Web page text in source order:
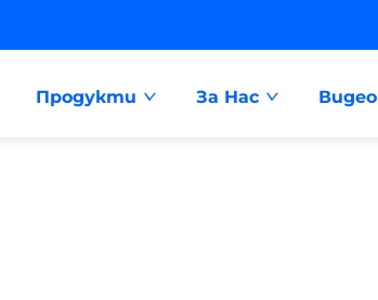
Продукти За Нас Видео